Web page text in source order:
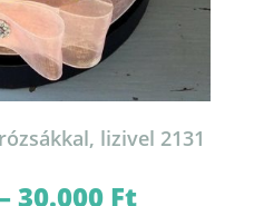
lizivel 2131
30.000 Ft